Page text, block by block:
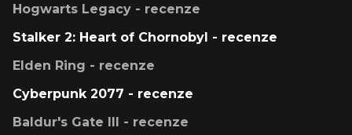
Hogwarts Legacy - recenze
Stalker 2: Heart of Chornobyl - recenze
Elden Ring - recenze
Cyberpunk 2077 - recenze
Baldur's Gate III - recenze